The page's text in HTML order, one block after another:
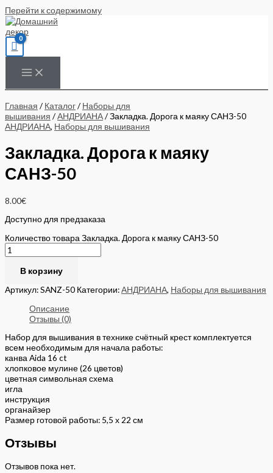
Перейти к содержимому
Главная / Каталог/ Наборы для
вышивания /АНДРИАНА/ Закладка. Дорога к маяку САНЗ-50
АНДРИАНА, Наборы для вышивания
Закладка. Дорога к маяку
САНЗ-50
8.00€
Доступно для предзаказа
Количество товара Закладка. Дорога к маяку САНЗ-50
В корзину
Артикул:SANZ-50 Категории:АНДРИАНА, Наборы для вышивания
Описание
Отзывы (0)
Набор для вышивания в технике счётный крест комплектуется
всем необходимым для начала работы:
канва Aida 16 ct
хлопковое мулине (26 цветов)
цветная символьная схема
игла
инструкция
органайзер
Размер готовой работы: 5,5 х 22 см
Отзывы
Отзывов пока нет.